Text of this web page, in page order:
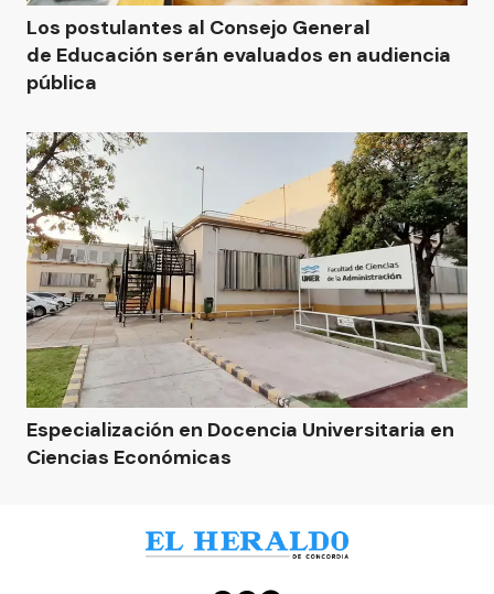
Los postulantes al Consejo General
de Educación serán evaluados en audiencia
pública
Especialización en Docencia Universitaria en
Ciencias Económicas